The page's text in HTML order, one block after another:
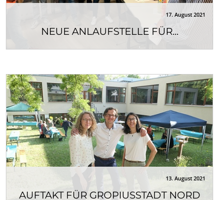
17. August 2021
NEUE ANLAUFSTELLE FÜR...
Im Fördergebiet Lebendiges Zentrum
13. August 2021
AUFTAKT FÜR GROPIUSSTADT NORD